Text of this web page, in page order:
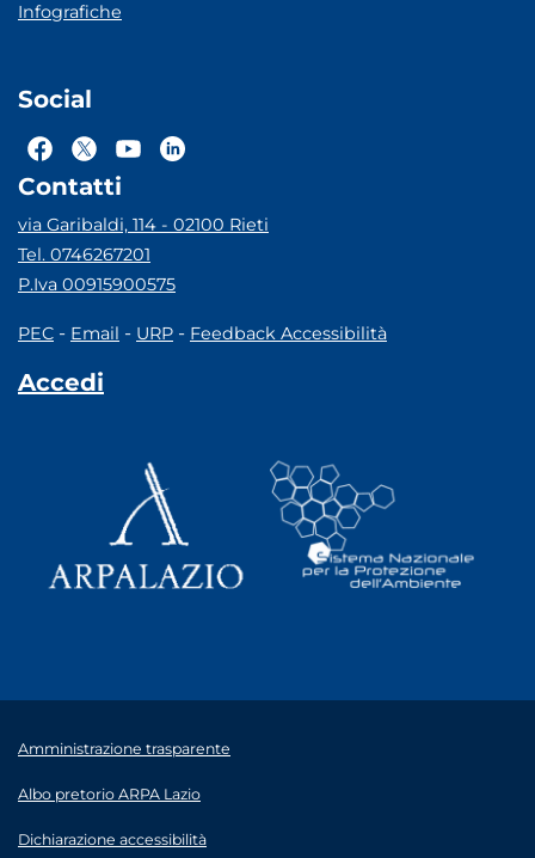
Infografiche
Social
Contatti
via Garibaldi, 114 - 02100 Rieti
Tel. 0746267201
P.Iva 00915900575
PEC - Email - URP - Feedback Accessibilità
Accedi
Amministrazione trasparente
Albo pretorio ARPA Lazio
Dichiarazione accessibilità